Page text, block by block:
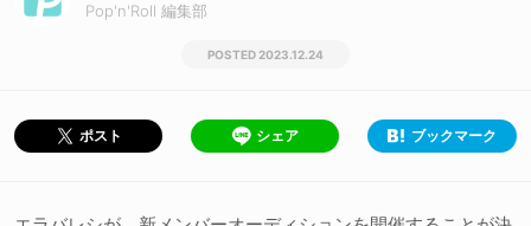
Pop'n'Roll 編集部
2023.12.24
ポスト シェア ブックマーク